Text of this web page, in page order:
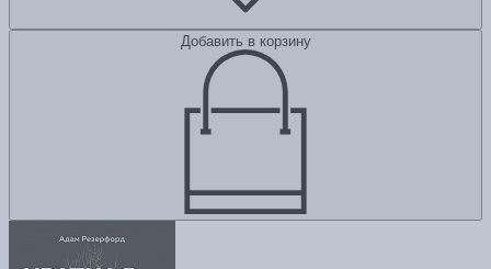
Добавить в корзину